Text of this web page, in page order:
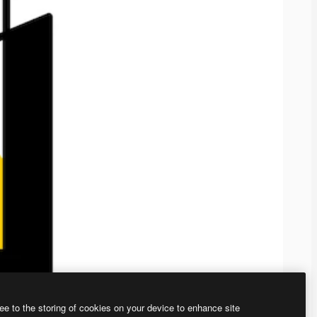
to the storing of cookies on your device to enhance site